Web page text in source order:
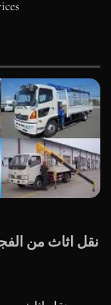
نقل اثاث من
نقل اثاث
الفجيرة
خدمة نقل